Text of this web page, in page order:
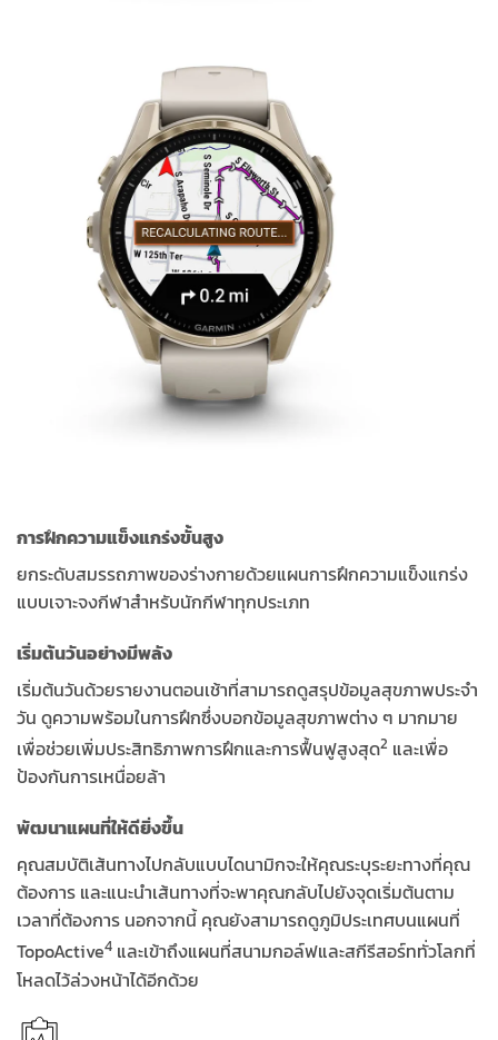
การฝึกความแข็งแกร่งขั้นสูง
ยกระดับสมรรถภาพของร่างกายด้วยแผนการฝึกความแข็งแกร่ง
แบบเจาะจงกีฬาสำหรับนักกีฬาทุกประเภท
เริ่มต้นวันอย่างมีพลัง
เริ่มต้นวันด้วยรายงานตอนเช้าที่สามารถดูสรุปข้อมูลสุขภาพประจำ
วัน ดูความพร้อมในการฝึกซึ่งบอกข้อมูลสุขภาพต่าง ๆ มากมาย
เพื่อช่วยเพิ่มประสิทธิภาพการฝึกและการฟื้นฟูสูงสุด2 และเพื่อ
ป้องกันการเหนื่อยล้า
พัฒนาแผนที่ให้ดียิ่งขึ้น
คุณสมบัติเส้นทางไปกลับแบบไดนามิกจะให้คุณระบุระยะทางที่คุณ
ต้องการ และแนะนำเส้นทางที่จะพาคุณกลับไปยังจุดเริ่มต้นตาม
เวลาที่ต้องการ นอกจากนี้ คุณยังสามารถดูภูมิประเทศบนแผนที่
TopoActive4 และเข้าถึงแผนที่สนามกอล์ฟและสกีรีสอร์ททั่วโลกที่
โหลดไว้ล่วงหน้าได้อีกด้วย